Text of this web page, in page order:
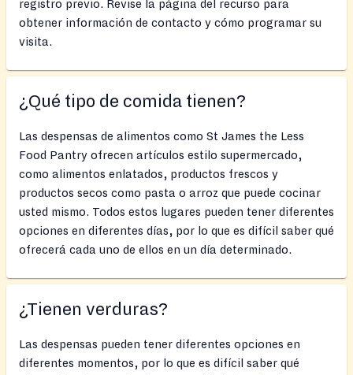
registro previo. Revise la página del recurso para
obtener información de contacto y cómo programar su
visita.
¿Qué tipo de comida tienen?
Las despensas de alimentos como St James the Less
Food Pantry ofrecen artículos estilo supermercado,
como alimentos enlatados, productos frescos y
productos secos como pasta o arroz que puede cocinar
usted mismo. Todos estos lugares pueden tener diferentes
opciones en diferentes días, por lo que es difícil saber qué
ofrecerá cada uno de ellos en un día determinado.
¿Tienen verduras?
Las despensas pueden tener diferentes opciones en
diferentes momentos, por lo que es difícil saber qué